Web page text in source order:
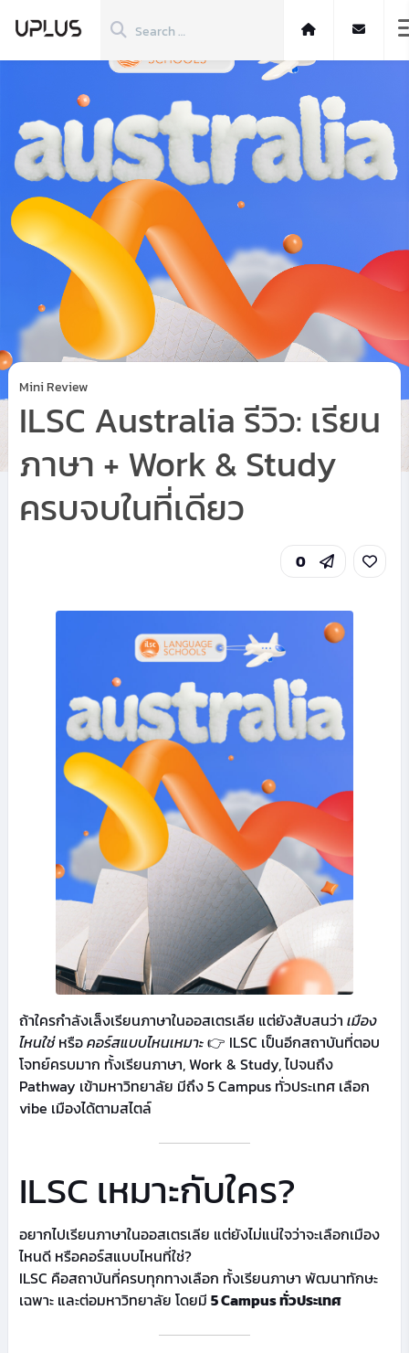
Mini Review
ILSC Australia รีวิว: เรียน
ภาษา + Work & Study
ครบจบในที่เดียว
0
ถ้าใครกำลังเล็งเรียนภาษาในออสเตรเลีย แต่ยังสับสนว่า เมือง
ไหนใช่หรือคอร์สแบบไหนเหมาะ👉 ILSC เป็นอีกสถาบันที่ตอบ
โจทย์ครบมาก ทั้งเรียนภาษา, Work & Study, ไปจนถึง
Pathway เข้ามหาวิทยาลัย มีถึง 5 Campus ทั่วประเทศ เลือก
vibe เมืองได้ตามสไตล์
ILSC เหมาะกับใคร?
อยากไปเรียนภาษาในออสเตรเลีย แต่ยังไม่แน่ใจว่าจะเลือกเมือง
ไหนดี หรือคอร์สแบบไหนที่ใช่?
ILSC คือสถาบันที่ครบทุกทางเลือก ทั้งเรียนภาษา พัฒนาทักษะ
เฉพาะ และต่อมหาวิทยาลัย โดยมี 5 Campus ทั่วประเทศ